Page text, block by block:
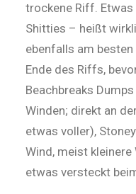
trockene Riff.
Shitties – heißt
ebenfalls am
Ende des Riffs,
Beachbreaks
Winden; direkt an
etwas voller),
Wind, meist kleinere
etwas versteckt